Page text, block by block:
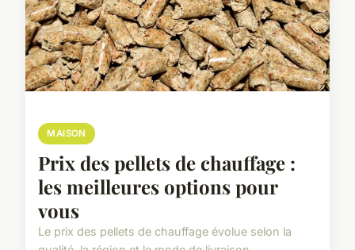
MAISON
Prix des pellets de chauffage :
les meilleures options pour
vous
Le prix des pellets de chauffage évolue selon la